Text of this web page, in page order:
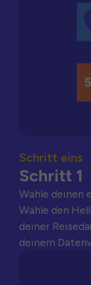
Schritt eins
Schritt 1
Wähle deinen
Wähle den
deiner
deinem